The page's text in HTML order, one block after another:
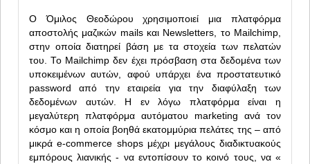
Ο Όμιλος Θεοδώρου χρησιμοποιεί μια πλατφόρμα
αποστολής μαζικών mails και Newsletters, το Mailchimp,
στην οποία διατηρεί βάση με τα στοχεία των πελατών
του. Το Mailchimp δεν έχει πρόσβαση στα δεδομένα των
υποκειμένων αυτών, αφού υπάρχει ένα προστατευτικό
password από την εταιρεία για την διαφύλαξη των
δεδομένων αυτών. Η εν λόγω πλατφόρμα είναι η
μεγαλύτερη πλατφόρμα αυτόματου marketing ανά τον
κόσμο και η οποία βοηθά εκατομμύρια πελάτες της – από
μικρά e-commerce shops μέχρι μεγάλους διαδικτυακούς
εμπόρους λιανικής - να εντοπίσουν το κοινό τους, να «